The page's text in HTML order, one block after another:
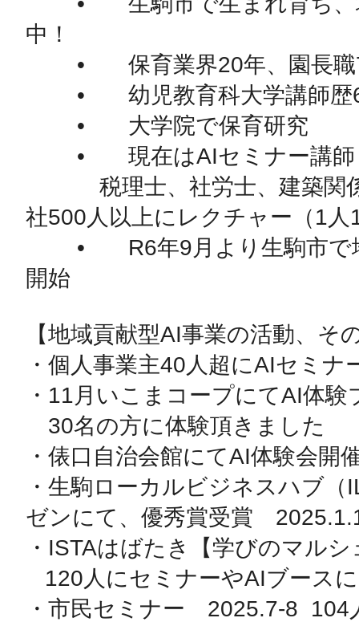
中！
社500人以上にレクチャー（1人
開始
【地域貢献型AI事業の活動、そ
・個人事業主40人超にAIセミナ
・11月いこまコープにてAI体験
30名の方に体験頂きました
・俵口自治会館にてAI体験会開
・生駒ローカルビジネスハブ
ゼンにて、優秀賞受賞　
・ISTAはばたき【学びのマル
・市民セミナー　2025.7-8  104